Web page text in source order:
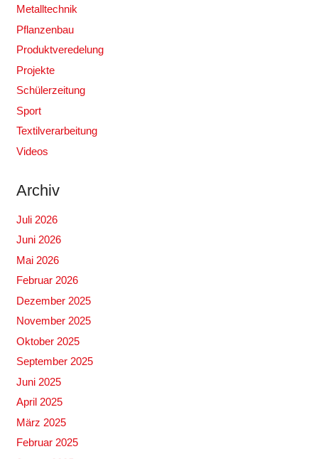
Metalltechnik
Pflanzenbau
Produktveredelung
Projekte
Schülerzeitung
Sport
Textilverarbeitung
Videos
Archiv
Juli 2026
Juni 2026
Mai 2026
Februar 2026
Dezember 2025
November 2025
Oktober 2025
September 2025
Juni 2025
April 2025
März 2025
Februar 2025